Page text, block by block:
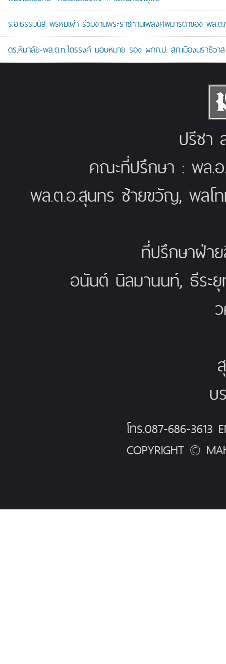
ร.อ.ธรรมนัส พรหมเผ่า ร่วมงานพระราชทานเพลิงศพมารดาของ พล.
ดร.หิมาลัย-พล.ต.ท.ไตรรงค์ มอบหมาย รอง ผกก.ป. สภ.เมืองนราธิว
ปรีชา
คณะที่ปรึกษา : พล.
พล.ต.อ.สุนทร ซ้ายขวัญ, พล
ที่ปรึกษาฝ่า
อนันต์ นิลมานนท์, ธีร
บ
โทร.087-686-3613
COPYRIGHT ©